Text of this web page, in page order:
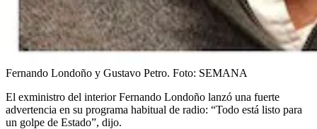
Fernando Londoño y Gustavo Petro. Foto: SEMANA
El exministro del interior Fernando Londoño lanzó una fuerte
advertencia en su programa habitual de radio: “Todo está listo para
un golpe de Estado”, dijo.